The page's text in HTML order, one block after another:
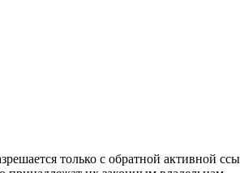
только с обратной активной